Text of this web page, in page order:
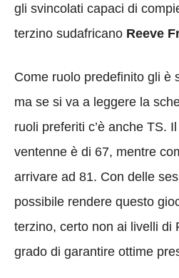
gli svincolati capaci di
terzino sudafricano Reeve
Come ruolo predefinito gli è
ma se si va a leggere la
ruoli preferiti c’è anche TS.
ventenne è di 67, mentre
arrivare ad 81. Con delle
possibile rendere questo
terzino, certo non ai livelli di
grado di garantire ottime